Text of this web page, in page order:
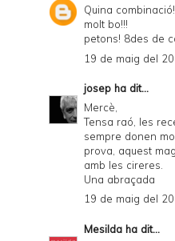
Quina
molt bo!!!
petons! 8des de
19 de maig del
josep ha dit...
Mercè,
Tensa raó, les
sempre donen
prova, aquest
amb les cireres.
Una abraçada
19 de maig del
Mesilda ha dit...